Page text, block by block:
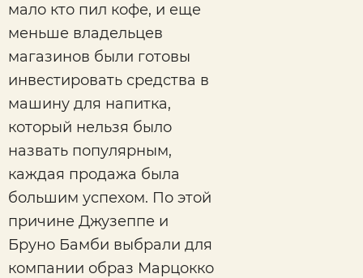
мало кто пил кофе, и еще
меньше владельцев
магазинов были готовы
инвестировать средства в
машину для напитка,
который нельзя было
назвать популярным,
каждая продажа была
большим успехом. По этой
причине Джузеппе и
Бруно Бамби выбрали для
компании образ Марцокко